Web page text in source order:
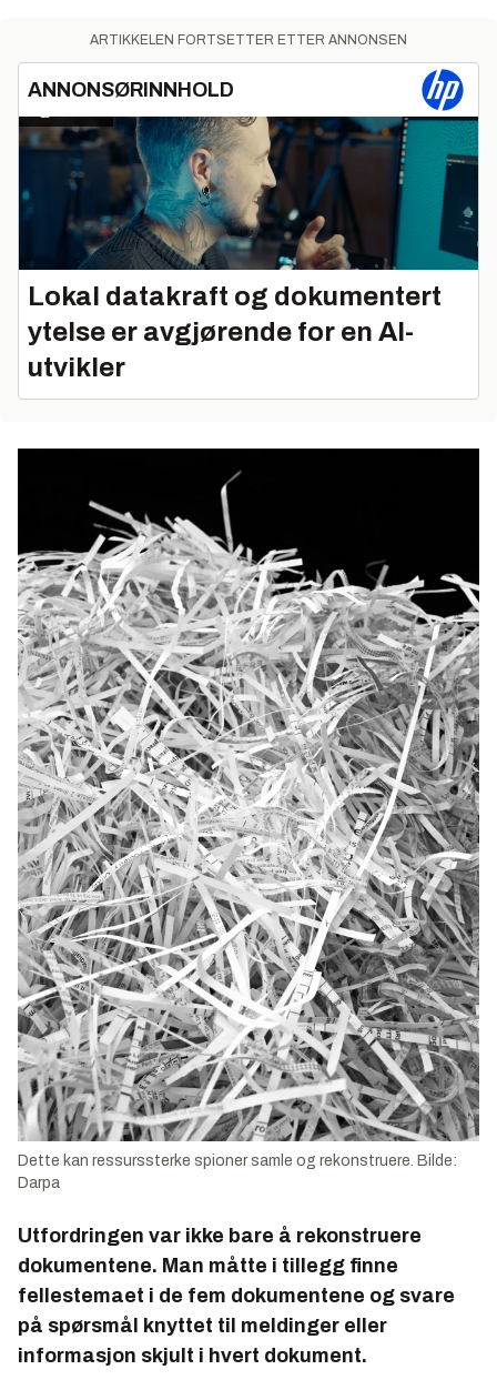
ARTIKKELEN FORTSETTER ETTER ANNONSEN
ANNONSØRINNHOLD
Lokal datakraft og dokumentert
ytelse er avgjørende for en AI-
utvikler
Dette kan ressurssterke spioner samle og rekonstruere. Bilde:
Darpa
Utfordringen var ikke bare å rekonstruere
dokumentene. Man måtte i tillegg finne
fellestemaet i de fem dokumentene og svare
på spørsmål knyttet til meldinger eller
informasjon skjult i hvert dokument.